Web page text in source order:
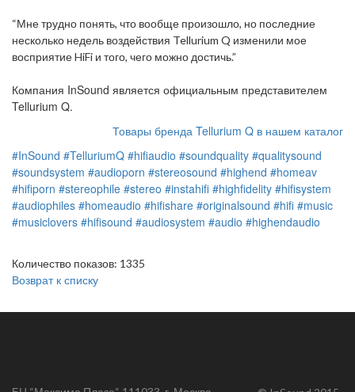
“Мне трудно понять, что вообще произошло, но последние
несколько недель воздействия Tellurium Q изменили мое
восприятие HiFi и того, чего можно достичь.”
Компания InSound является официальным представителем
Tellurium Q.
Товары бренда Tellurium Q в нашем каталог
#InSound #TelluriumQ #hifiaudio #soundquality #qualitysound
#soundsystem #audioporn #stereosound #highend #homeav
#hifiporn #stereophile #stereo #instahifi #highfidelity #hifisystem
#audiophiles #homeaudio #hifishare #originalsound #hifi #music
#musiclovers #hifisound #audiosystem #audio #highendaudio
Количество показов: 1335
Возврат к списку